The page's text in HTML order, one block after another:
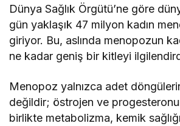
Dünya Sağlık Örgütü’ne göre
gün yaklaşık 47 milyon kadın
giriyor. Bu, aslında menopozun
ne kadar geniş bir kitleyi
Menopoz yalnızca adet
değildir; östrojen ve
birlikte metabolizma, kemik